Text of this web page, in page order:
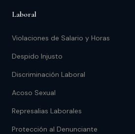
Laboral
Violaciones de Salario y Horas
Despido Injusto
Discriminación Laboral
Acoso Sexual
Represalias Laborales
Protección al Denunciante